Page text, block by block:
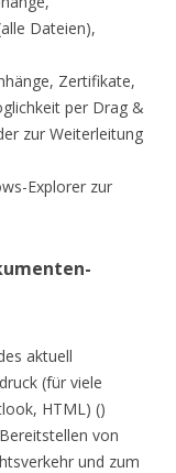
Dateien),
Zertifikate,
per Drag &
zur Weiterleitung
Explorer zur
aktuell
(für viele
HTML) ()
von
und zum